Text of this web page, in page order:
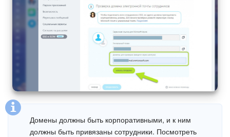
Домены должны быть корпоративными, и к ним
должны быть привязаны сотрудники. Посмотреть